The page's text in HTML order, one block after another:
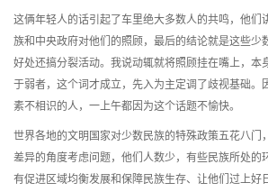
这俩年轻人的话引起了车里绝大多数人的共鸣，他们
族和中央政府对他们的照顾，最后的结论就是这些少
好处还搞分裂活动。我说动辄就将照顾挂在嘴上，本
于弱者，这个词才成立，先入为主定调了歧视基础。
素不相识的人，一上午都因为这个话题不愉快。
世界各地的文明国家对少数民族的特殊政策五花八门
差异的角度考虑问题，他们人数少，有些民族所处的
有促进区域均衡发展和保障民族生存、让他们过上好